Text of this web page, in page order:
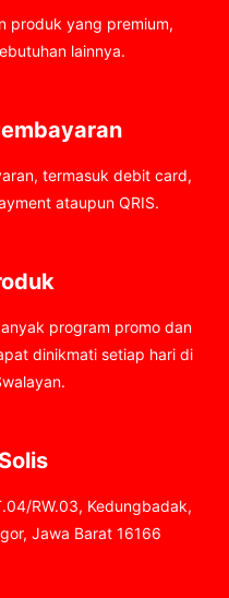
produk yang premium,
lainnya.
termasuk debit card,
ataupun QRIS.
program promo dan
dinikmati setiap hari di
RW.03, Kedungbadak,
Jawa Barat 16166